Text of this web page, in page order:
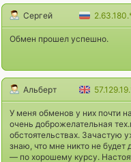
Сергей
Обмен прошел успешно.
Альберт
У меня обменов у них почти
очень доброжелательная
обстоятельствах. Зачастую
знаю, что мне никто не
— по хорошему курсу.